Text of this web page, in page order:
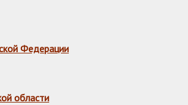
Федерации
области